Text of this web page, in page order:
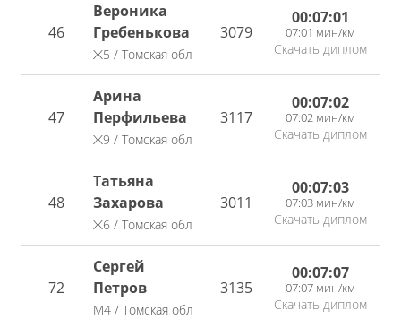
46
Вероника
Гребенькова
Ж5 / Томская обл
3079
00:07:01
07:01 мин/км
Скачать диплом
47
Арина
Перфильева
Ж9 / Томская обл
3117
00:07:02
07:02 мин/км
Скачать диплом
48
Татьяна
Захарова
Ж6 / Томская обл
3011
00:07:03
07:03 мин/км
Скачать диплом
72
Сергей
Петров
М4 / Томская обл
3135
00:07:07
07:07 мин/км
Скачать диплом